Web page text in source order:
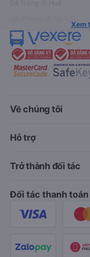
Xem
Về chúng tôi
Hỗ trợ
Trở thành đối tác
Đối tác thanh toán